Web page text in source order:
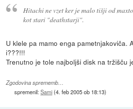
Hitachi ne vzet ker je malo tišji od
kot stari "deathstarji".
U klele pa mamo enga pametnjakoviča.
i???!!!
Trenutno je tole najboljši disk na tržišču
Zgodovina sprememb…
spremenil:Sami(4. feb 2005 ob 18:13)